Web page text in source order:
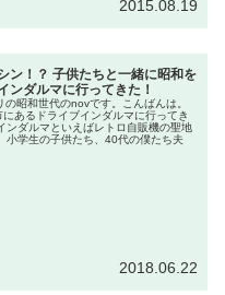
2015.08.19
ン！？ 子供たちと一緒に昭和を
ンダルマに行ってきた！
昭和世代のnovです。こんばんは。
あるドライブインダルマに行ってき
ンダルマといえばレトロ自販機の聖地
小学生の子供たち、40代の僕たち夫
2018.06.22